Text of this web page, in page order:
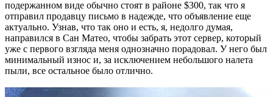
подержанном виде обычно стоят в районе $300, так что я
отправил продавцу письмо в надежде, что объявление еще
актуально. Узнав, что так оно и есть, я, недолго думая,
направился в Сан Матео, чтобы забрать этот сервер, который
уже с первого взгляда меня однозначно порадовал. У него был
минимальный износ и, за исключением небольшого налета
пыли, все остальное было отлично.